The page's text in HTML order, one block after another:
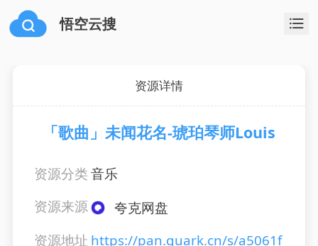
悟空云搜
资源详情
「歌曲」未闻花名-琥珀琴师Louis
资源分类音乐
资源来源
夸克网盘
资源地址 https://pan.quark.cn/s/a5061f